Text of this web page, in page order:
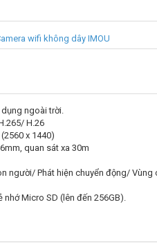
wifi không dây IMOU
dụng ngoài trời.
H.26
x 1440)
quan sát xa 30m
người/ Phát hiện chuyển động/ Vùng
nhớ Micro SD (lên đến 256GB).